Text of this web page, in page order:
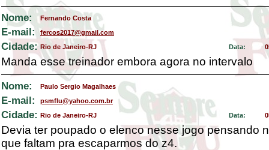
Nome: Fernando Costa
E-mail: fercos2017@gmail.com
Cidade: Rio de Janeiro-RJ Data:
Manda esse treinador embora agora no intervalo
Nome: Paulo Sergio Magalhaes
E-mail: psmflu@yahoo.com.br
Cidade: Rio de Janeiro-RJ Data:
Devia ter poupado o elenco nesse jogo pensando
que faltam pra escaparmos do z4.